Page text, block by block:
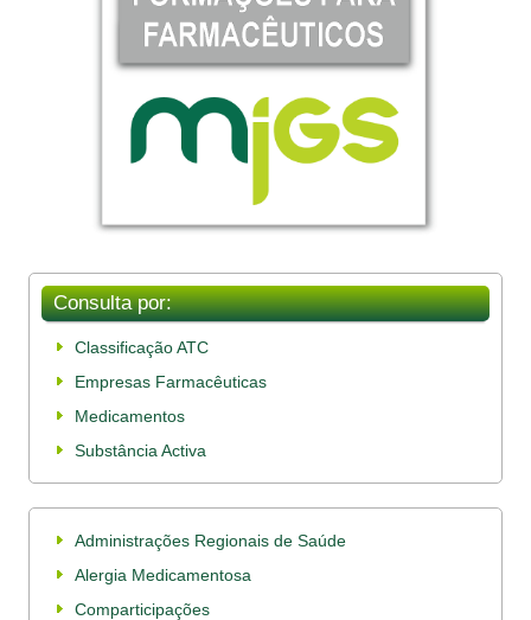
Consulta por:
Classificação ATC
Empresas Farmacêuticas
Medicamentos
Substância Activa
Administrações Regionais de Saúde
Alergia Medicamentosa
Comparticipações